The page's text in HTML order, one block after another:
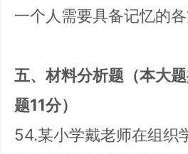
一个人需要具备记忆的
五、材料分析题（本大
题11分）
54.某小学戴老师在组织